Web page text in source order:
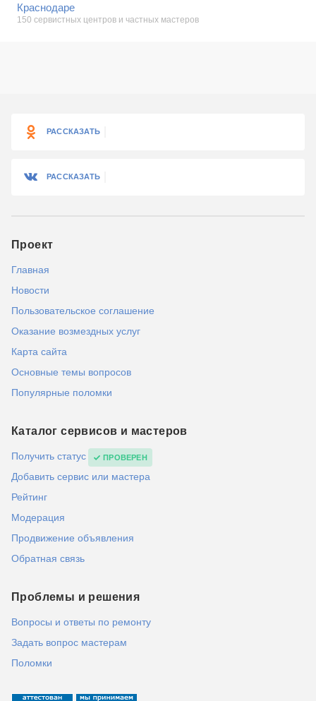
Краснодаре
150 сервистных центров и частных мастеров
РАССКАЗАТЬ
РАССКАЗАТЬ
Проект
Главная
Новости
Пользовательское соглашение
Оказание возмездных услуг
Карта сайта
Основные темы вопросов
Популярные поломки
Каталог сервисов и мастеров
Получить статус ПРОВЕРЕН
Добавить сервис или мастера
Рейтинг
Модерация
Продвижение объявления
Обратная связь
Проблемы и решения
Вопросы и ответы по ремонту
Задать вопрос мастерам
Поломки